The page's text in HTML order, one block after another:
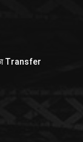
Transfer